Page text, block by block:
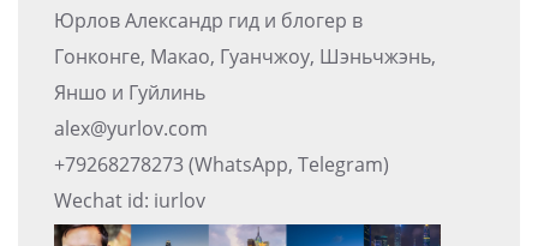
Юрлов Александр гид и блогер в
Гонконге, Макао, Гуанчжоу, Шэньчжэнь,
Яншо и Гуйлинь
alex@yurlov.com
+79268278273 (WhatsApp, Telegram)
Wechat id: iurlov